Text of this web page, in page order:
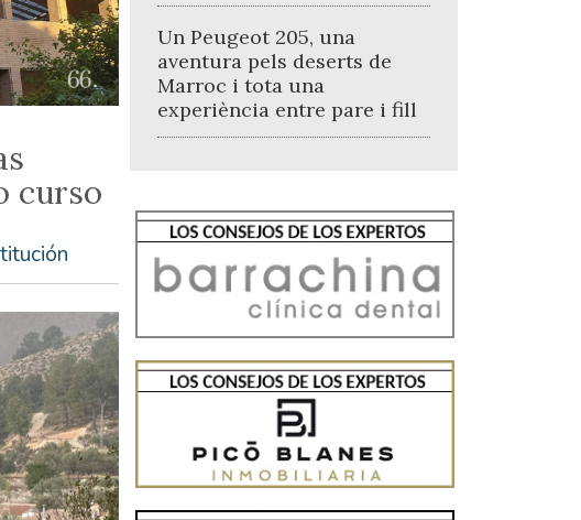
curso
Un Peugeot 205, una
aventura pels deserts de
Marroc i tota una
experiència entre pare i fill